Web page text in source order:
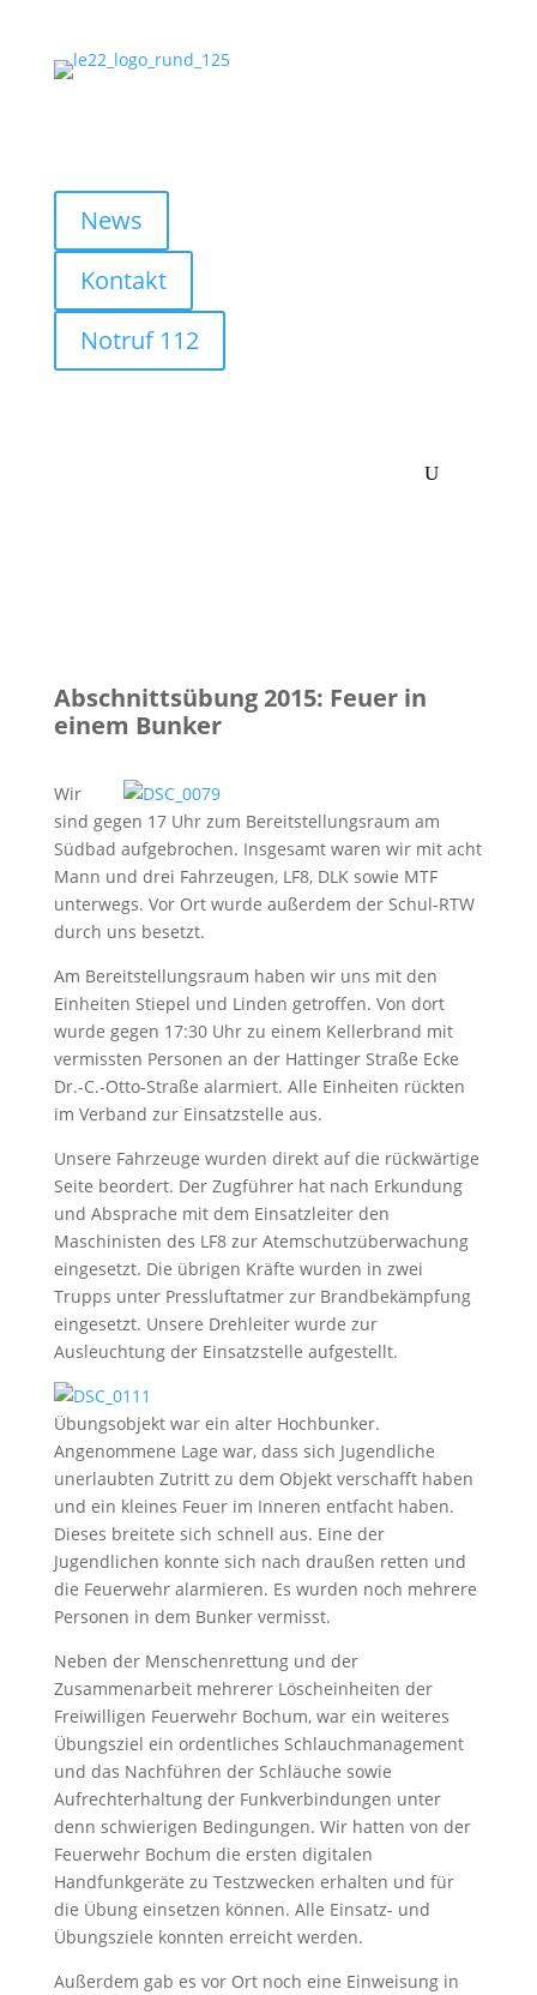
News
Kontakt
Notruf 112
Abschnittsübung 2015: Feuer in
einem Bunker
Wir
sind gegen 17 Uhr zum Bereitstellungsraum am
Südbad aufgebrochen. Insgesamt waren wir mit acht
Mann und drei Fahrzeugen, LF8, DLK sowie MTF
unterwegs. Vor Ort wurde außerdem der Schul-RTW
durch uns besetzt.
Am Bereitstellungsraum haben wir uns mit den
Einheiten Stiepel und Linden getroffen. Von dort
wurde gegen 17:30 Uhr zu einem Kellerbrand mit
vermissten Personen an der Hattinger Straße Ecke
Dr.-C.-Otto-Straße alarmiert. Alle Einheiten rückten
im Verband zur Einsatzstelle aus.
Unsere Fahrzeuge wurden direkt auf die rückwärtige
Seite beordert. Der Zugführer hat nach Erkundung
und Absprache mit dem Einsatzleiter den
Maschinisten des LF8 zur Atemschutzüberwachung
eingesetzt. Die übrigen Kräfte wurden in zwei
Trupps unter Pressluftatmer zur Brandbekämpfung
eingesetzt. Unsere Drehleiter wurde zur
Ausleuchtung der Einsatzstelle aufgestellt.
Übungsobjekt war ein alter Hochbunker.
Angenommene Lage war, dass sich Jugendliche
unerlaubten Zutritt zu dem Objekt verschafft haben
und ein kleines Feuer im Inneren entfacht haben.
Dieses breitete sich schnell aus. Eine der
Jugendlichen konnte sich nach draußen retten und
die Feuerwehr alarmieren. Es wurden noch mehrere
Personen in dem Bunker vermisst.
Neben der Menschenrettung und der
Zusammenarbeit mehrerer Löscheinheiten der
Freiwilligen Feuerwehr Bochum, war ein weiteres
Übungsziel ein ordentliches Schlauchmanagement
und das Nachführen der Schläuche sowie
Aufrechterhaltung der Funkverbindungen unter
denn schwierigen Bedingungen. Wir hatten von der
Feuerwehr Bochum die ersten digitalen
Handfunkgeräte zu Testzwecken erhalten und für
die Übung einsetzen können. Alle Einsatz- und
Übungsziele konnten erreicht werden.
Außerdem gab es vor Ort noch eine Einweisung in